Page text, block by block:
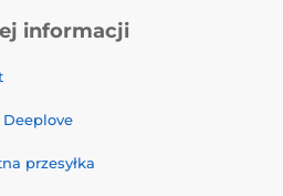
informacji
Deeplove
przesyłka